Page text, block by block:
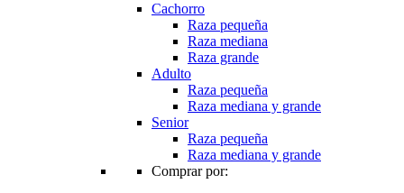
Cachorro
Raza pequeña
Raza mediana
Raza grande
Adulto
Raza pequeña
Raza mediana y grande
Senior
Raza pequeña
Raza mediana y grande
Comprar por: